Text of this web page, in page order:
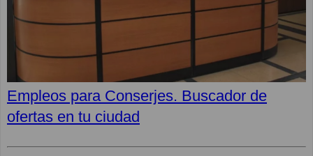
Empleos para Conserjes. Buscador de
ofertas en tu ciudad